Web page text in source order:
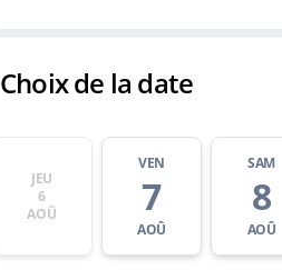
Choix de la date
JEU
6
AOÛ
VEN
7
AOÛ
SAM
8
AOÛ